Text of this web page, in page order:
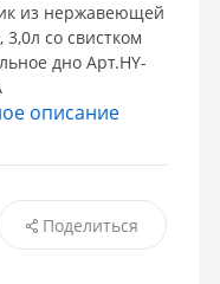
из нержавеющей
3,0л cо свистком
дно Арт.HY-
описание
Поделиться